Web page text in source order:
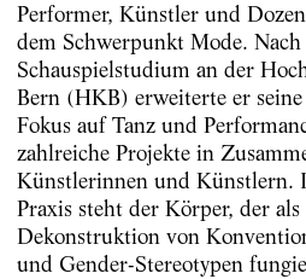
Performer, Künstler und
dem Schwerpunkt Mode. Nach
Schauspielstudium an der
Bern (HKB) erweiterte er
Fokus auf Tanz und
zahlreiche Projekte in
Künstlerinnen und Künstlern.
Praxis steht der Körper, der
Dekonstruktion von
und Gender-Stereotypen